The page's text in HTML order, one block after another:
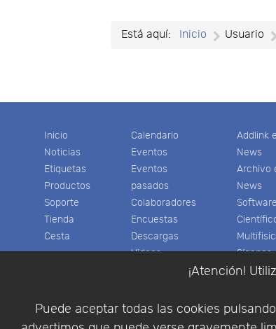
¡Atención!
Puede aceptar todas las cookies
Está aquí: Inicio Usuario
Inicio
Noticias
Etiquetas
Productos
Soporte
Tienda
Cesta
Calendario
Eventos
Eventos
pasados
Colaboradores
Encuestas
Descargas
Videos
Addlink
News
Archivo
News
Software
Síganos